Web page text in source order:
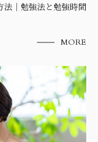
法｜勉強法と勉強時間
MORE